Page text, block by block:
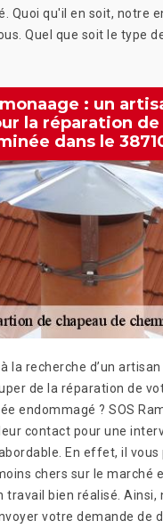
Quoi qu'il en soit, notre
Quel que soit le type
: un
la réparation de
dans le
la recherche d’un
de la réparation de
endommagé ? SOS
contact pour une
En effet, il vous
chers sur le marché
travail bien réalisé. Ainsi,
votre demande de